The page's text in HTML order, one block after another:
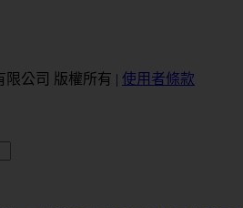
限公司 版權所有 | 使用者條款